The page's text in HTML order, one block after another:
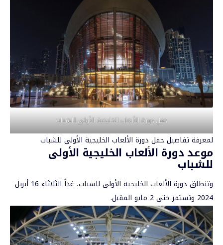
حفل دورة الألعاب الخليجية الأولى للشباب
لمعرفة تفاصيل حفل دورة الألعاب الخليجية الأولى للشباب
موعد دورة الألعاب الخليجية الأولى
للشباب
وتنطلق دورة الألعاب الخليجية الأولى للشباب، غداً الثلاثاء 16 أبريل
2024 وتستمر حتى 2 مايو المقبل.